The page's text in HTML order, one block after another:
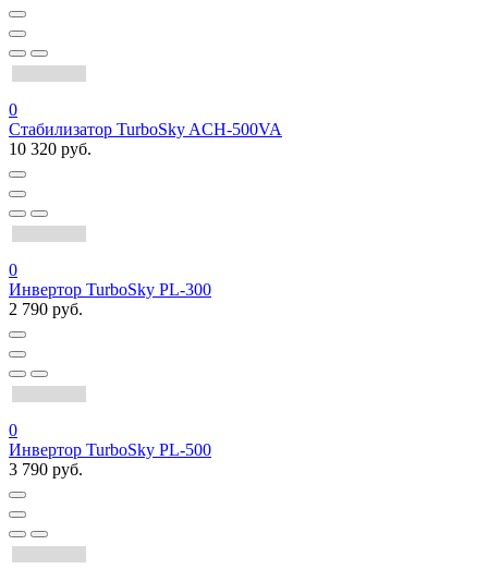
0
Стабилизатор TurboSky ACH-500VA
10 320 руб.
0
Инвертор TurboSky PL-300
2 790 руб.
0
Инвертор TurboSky PL-500
3 790 руб.